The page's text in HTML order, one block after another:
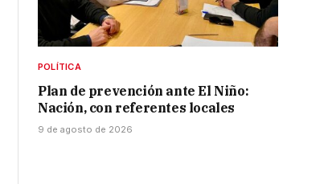
POLÍTICA
Plan de prevención ante El Niño:
Nación, con referentes locales
9 de agosto de 2026